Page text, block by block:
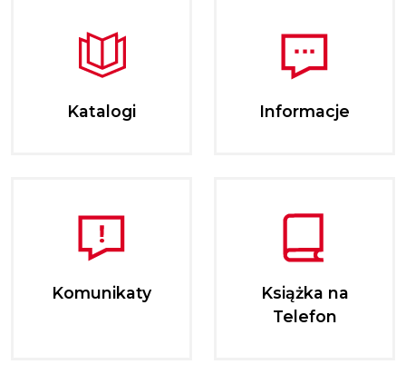
Katalogi Informacje
Komunikaty
Książka na
Telefon